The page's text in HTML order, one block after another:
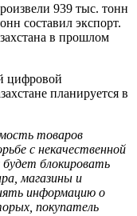
939 тыс. тонн
составил экспорт.
в прошлом
цифровой
планируется в
товаров
с некачественной
блокировать
магазины и
информацию о
покупатель